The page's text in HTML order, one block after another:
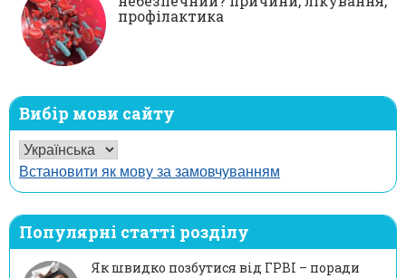
профілактика
Вибір мови сайту
Встановити як мову за замовчуванням
Популярні статті розділу
Як швидко позбутися від ГРВІ – поради